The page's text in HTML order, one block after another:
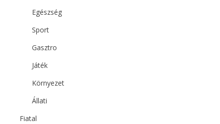
Egészség
Sport
Gasztro
Játék
Környezet
Állati
Fiatal